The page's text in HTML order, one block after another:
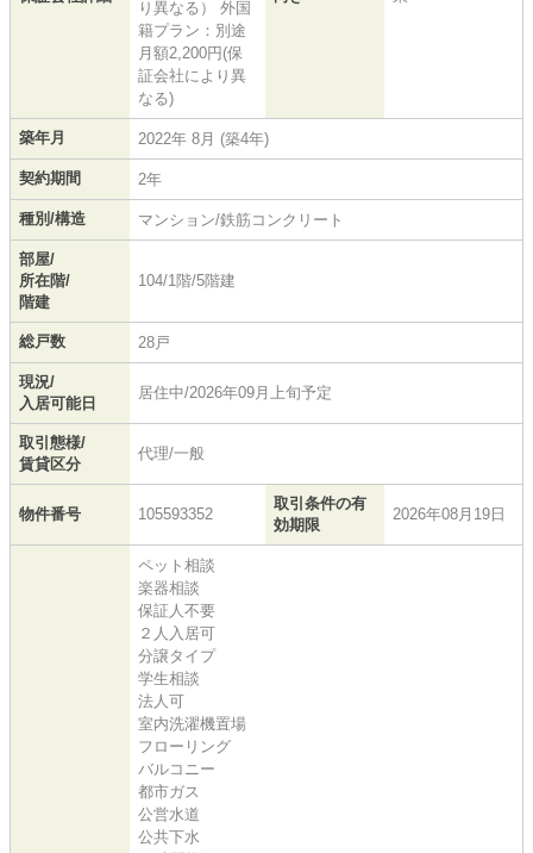
り異なる） 外国
籍プラン：別途
月額2,200円(保
証会社により異
なる)
築年月 2022年 8月 (築4年)
契約期間 2年
種別/構造 マンション/鉄筋コンクリート
部屋/
所在階/
階建
104/1階/5階建
総戸数 28戸
現況/
入居可能日
居住中/2026年09月上旬予定
取引態様/
賃貸区分
代理/一般
物件番号 105593352
取引条件の有
効期限
2026年08月19日
ペット相談
楽器相談
保証人不要
２人入居可
分譲タイプ
学生相談
法人可
室内洗濯機置場
フローリング
バルコニー
都市ガス
公営水道
公共下水